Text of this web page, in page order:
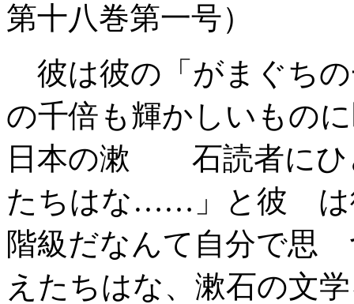
第十八巻第一号）
彼は彼の「がまぐち
の千倍も輝かしいもの
日本の漱 石読者にひ
たちはな……」と彼 は
階級だなんて自分で思
えたちはな、漱石の文